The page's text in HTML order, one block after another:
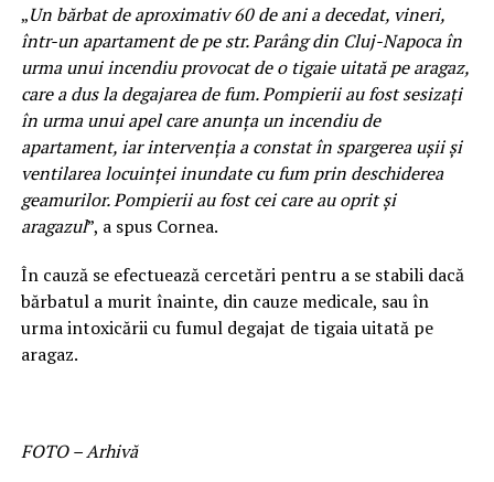
„Un bărbat de aproximativ 60 de ani a decedat, vineri,
într-un apartament de pe str. Parâng din Cluj-Napoca în
urma unui incendiu provocat de o tigaie uitată pe aragaz,
care a dus la degajarea de fum. Pompierii au fost sesizaţi
în urma unui apel care anunţa un incendiu de
apartament, iar intervenţia a constat în spargerea uşii şi
ventilarea locuinţei inundate cu fum prin deschiderea
geamurilor. Pompierii au fost cei care au oprit şi
aragazul”, a spus Cornea.
În cauză se efectuează cercetări pentru a se stabili dacă
bărbatul a murit înainte, din cauze medicale, sau în
urma intoxicării cu fumul degajat de tigaia uitată pe
aragaz.
FOTO – Arhivă